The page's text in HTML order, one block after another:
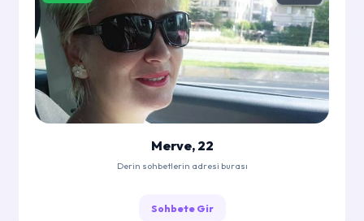
Merve, 22
Derin sohbetlerin adresi burası
Sohbete Gir